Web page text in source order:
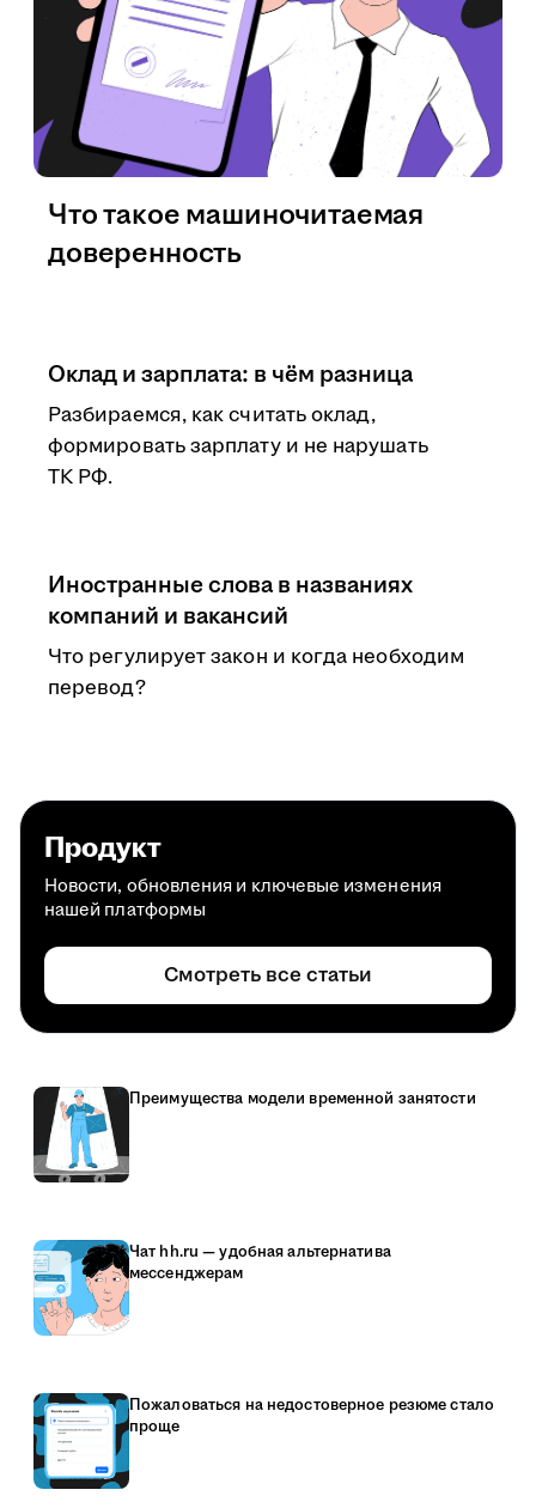
Оклад и зарплата: в чём разница
Разбираемся, как считать оклад,
формировать зарплату и не нарушать
ТК РФ.
Иностранные слова в названиях
компаний и вакансий
Что регулирует закон и когда необходим
перевод?
Что такое машиночитаемая
доверенность
Продукт
Новости, обновления и ключевые изменения
нашей платформы
Смотреть все статьи
Преимущества модели временной занятости
Чат hh.ru — удобная альтернатива
мессенджерам
Пожаловаться на недостоверное резюме стало
проще